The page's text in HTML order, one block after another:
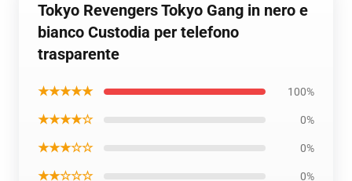
Tokyo Revengers Tokyo Gang in nero e
bianco Custodia per telefono
trasparente
★★★★★ 100%
★★★★☆ 0%
★★★☆☆ 0%
★★☆☆☆ 0%